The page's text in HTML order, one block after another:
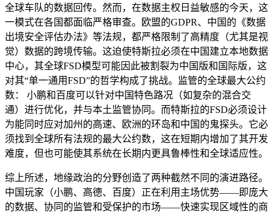
全球车队的数据回传。然而，在数据主权日益敏感的今天，这
一模式在各国都面临严格审查。欧盟的GDPR、中国的《数据
出境安全评估办法》等法规，都严格限制了高精度（尤其是视
觉）数据的跨境传输。这迫使特斯拉必须在中国建立本地数据
中心，其全球FSD模型可能因此被割裂为中国版和国际版，这
对其“单一通用FSD”的哲学构成了挑战。监管的全球最大公约
数： 小鹏和百度可以针对中国特色路况（如复杂的混合交
通）进行优化，并与本土监管协同。而特斯拉的FSD必须设计
为能同时应对加州的高速、欧洲的环岛和中国的鬼探头。它必
须找到全球所有法规的最大公约数，这在短期内增加了其开发
难度，但也可能使其系统在长期内更具鲁棒性和全球适应性。
综上所述，地缘政治的分野创造了两种截然不同的演进路径。
中国玩家（小鹏、高德、百度）正在利用主场优势——即庞大
的数据、协同的监管和受保护的市场——快速实现区域性的商